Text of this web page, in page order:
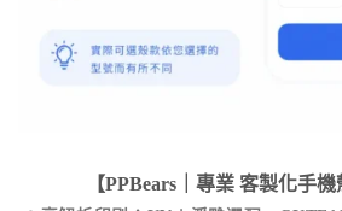
【PPBears｜專業 客製化手機